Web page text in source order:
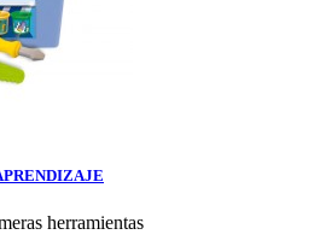
herramientas